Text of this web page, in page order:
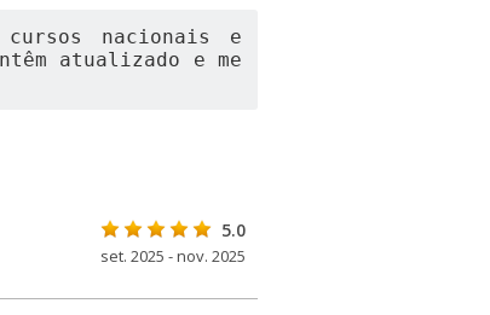
nacionais e
atualizado e me
5.0
set. 2025 - nov. 2025